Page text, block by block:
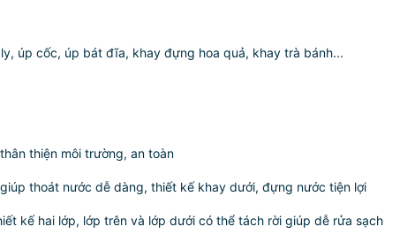
úp cốc, úp bát đĩa, khay đựng hoa quả, khay trà bánh...
thiện môi trường, an toàn
thoát nước dễ dàng, thiết kế khay dưới, đựng nước tiện lợi
kế hai lớp, lớp trên và lớp dưới có thể tách rời giúp dễ rửa sạch